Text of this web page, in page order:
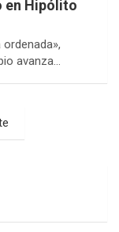
en Hipólito
avanza…